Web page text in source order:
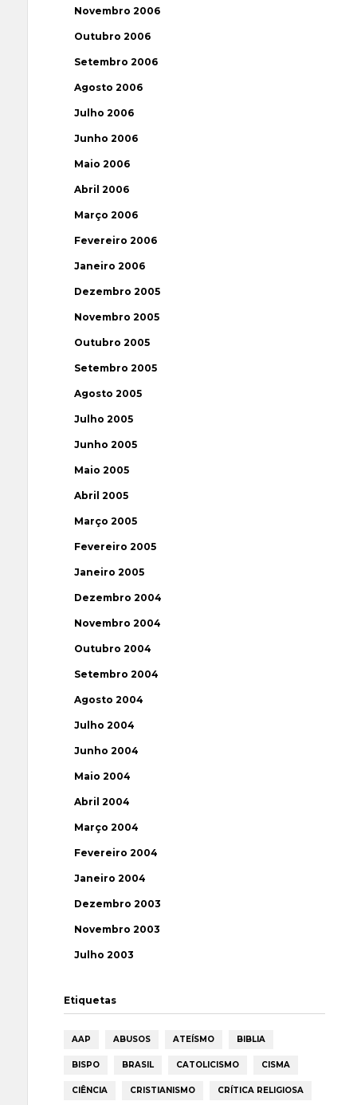
Novembro 2006
Outubro 2006
Setembro 2006
Agosto 2006
Julho 2006
Junho 2006
Maio 2006
Abril 2006
Março 2006
Fevereiro 2006
Janeiro 2006
Dezembro 2005
Novembro 2005
Outubro 2005
Setembro 2005
Agosto 2005
Julho 2005
Junho 2005
Maio 2005
Abril 2005
Março 2005
Fevereiro 2005
Janeiro 2005
Dezembro 2004
Novembro 2004
Outubro 2004
Setembro 2004
Agosto 2004
Julho 2004
Junho 2004
Maio 2004
Abril 2004
Março 2004
Fevereiro 2004
Janeiro 2004
Dezembro 2003
Novembro 2003
Julho 2003
Etiquetas
AAP ABUSOS ATEÍSMO BIBLIA
BISPO BRASIL CATOLICISMO CISMA
CIÊNCIA CRISTIANISMO CRÍTICA RELIGIOSA